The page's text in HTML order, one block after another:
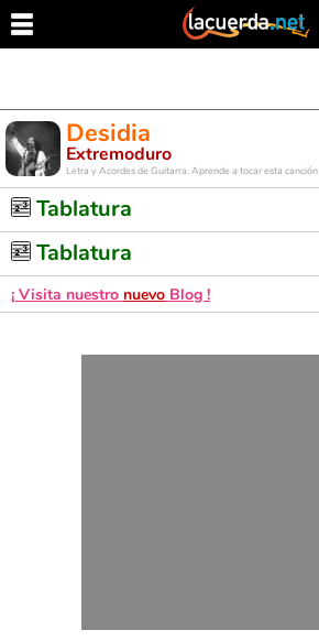
Desidia
Extremoduro
Letra y Acordes de Guitarra. Aprende a tocar esta canción
Tablatura
Tablatura
¡ Visita nuestro nuevo Blog !